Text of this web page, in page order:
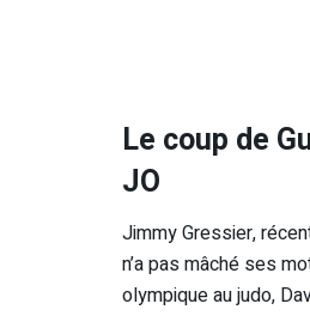
Le coup de
JO
Jimmy Gressier,
n’a pas mâché ses
olympique au judo,